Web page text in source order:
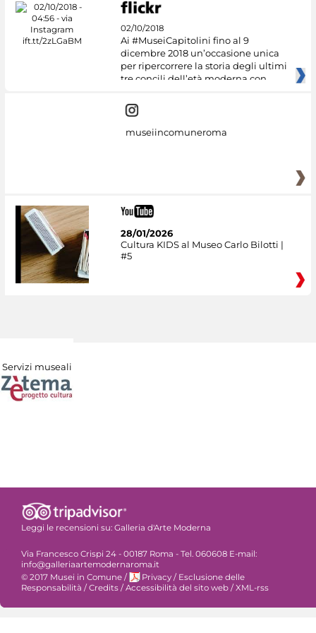
02/10/2018
Ai #MuseiCapitolini fino al 9
dicembre 2018 un’occasione unica
per ripercorrere la storia degli ultimi
tre concili dell’età moderna con
museiincomuneroma
28/01/2026
Cultura KIDS al Museo Carlo Bilotti |
#5
Servizi museali
Leggi le recensioni su: Galleria d'Arte Moderna
Via Francesco Crispi 24 - 00187 Roma - Tel. 060608 E-mail:
info@galleriaartemodernaroma.it
© 2017 Musei in Comune / Privacy / Esclusione delle
Responsabilità / Credits / Accessibilità del sito web / XML-rss